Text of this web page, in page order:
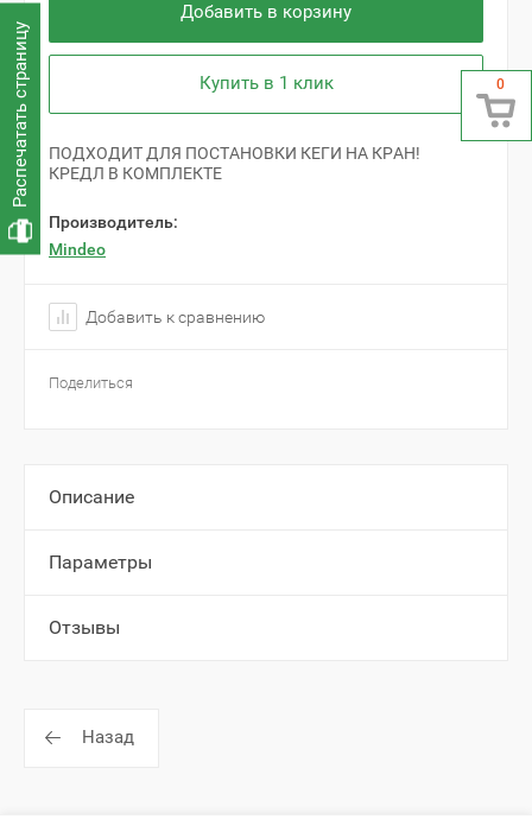
0
Добавить в корзину
Купить в 1 клик
ПОДХОДИТ ДЛЯ ПОСТАНОВКИ КЕГИ НА КРАН!
КРЕДЛ В КОМПЛЕКТЕ
Производитель:
Mindeo
Добавить к сравнению
Поделиться
Описание
Параметры
Отзывы
Назад
Распечатать страницу